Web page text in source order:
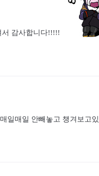
서 감사합니다!!!!!
일매일 안빼놓고 챙겨보고